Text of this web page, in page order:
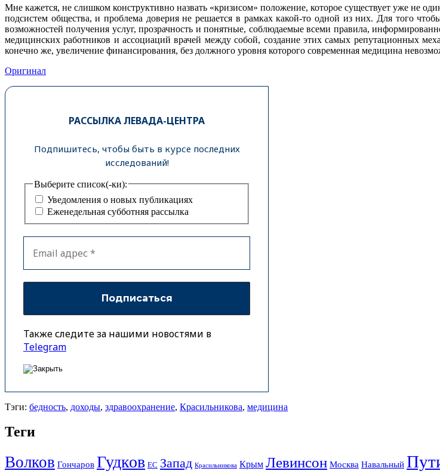
Мне кажется, не слишком конструктивно назвать «кризисом» положение, которое существует уже не
подсистем общества, и проблема доверия не решается в рамках какой-то одной из них. Для того
возможностей получения услуг, прозрачность и понятные, соблюдаемые всеми правила,
медицинских работников и ассоциаций врачей между собой, создание этих самых репутационных
конечно же, увеличение финансирования, без должного уровня которого современная медицина
Оригинал
РАССЫЛКА ЛЕВАДА-ЦЕНТРА
Подпишитесь, чтобы быть в курсе последних
исследований!
Выберите список(-ки):
Уведомления о новых публикациях
Еженедельная субботняя рассылка
Также следите за нашими новостями в
Telegram
Тэги: бедность, доходы, здравоохранение, Красильникова, медицина
Теги
Волков Гончаров Гудков ЕС Запад Красильникова Крым Левинсон Москва Навальный